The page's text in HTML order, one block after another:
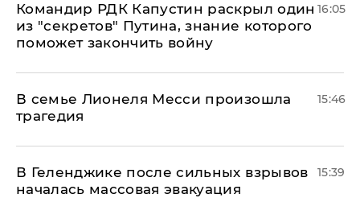
Командир РДК Капустин раскрыл один
из "секретов" Путина, знание которого
поможет закончить войну
16:05
В семье Лионеля Месси произошла
трагедия
15:46
В Геленджике после сильных взрывов
началась массовая эвакуация
15:39